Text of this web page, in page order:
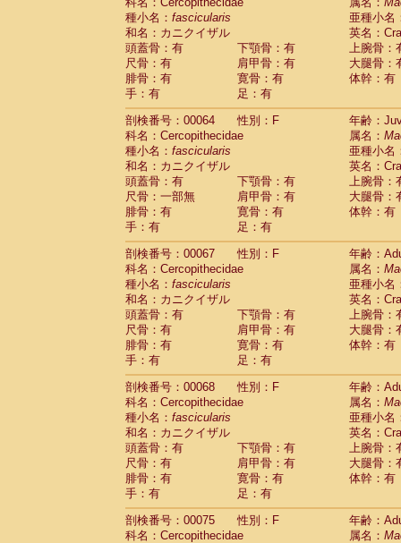
種小名： fascicularis
亜種小名
和名：カニクイザル
英名：
頭蓋骨：有
下顎骨：有
上腕骨：
尺骨：有
肩甲骨：有
大腿骨：
腓骨：有
寛骨：有
体幹：有
手：有
足：有
剖検番号：00064
性別：F
年齢：
科名：Cercopithecidae
属名：
種小名： fascicularis
亜種小名
和名：カニクイザル
英名：
頭蓋骨：有
下顎骨：有
上腕骨：
尺骨：一部無
肩甲骨：有
大腿骨：
腓骨：有
寛骨：有
体幹：有
手：有
足：有
剖検番号：00067
性別：F
年齢：
科名：Cercopithecidae
属名：
種小名： fascicularis
亜種小名
和名：カニクイザル
英名：
頭蓋骨：有
下顎骨：有
上腕骨：
尺骨：有
肩甲骨：有
大腿骨：
腓骨：有
寛骨：有
体幹：有
手：有
足：有
剖検番号：00068
性別：F
年齢：
科名：Cercopithecidae
属名：
種小名： fascicularis
亜種小名
和名：カニクイザル
英名：
頭蓋骨：有
下顎骨：有
上腕骨：
尺骨：有
肩甲骨：有
大腿骨：
腓骨：有
寛骨：有
体幹：有
手：有
足：有
剖検番号：00075
性別：F
年齢：
科名：Cercopithecidae
属名：